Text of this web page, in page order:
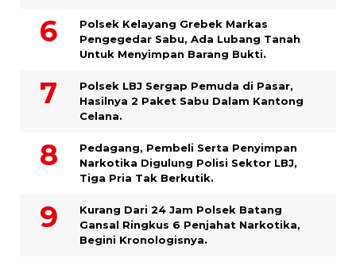
Polsek Kelayang Grebek Markas
Pengegedar Sabu, Ada Lubang Tanah
Untuk Menyimpan Barang Bukti.
Polsek LBJ Sergap Pemuda di Pasar,
Hasilnya 2 Paket Sabu Dalam Kantong
Celana.
Pedagang, Pembeli Serta Penyimpan
Narkotika Digulung Polisi Sektor LBJ,
Tiga Pria Tak Berkutik.
Kurang Dari 24 Jam Polsek Batang
Gansal Ringkus 6 Penjahat Narkotika,
Begini Kronologisnya.